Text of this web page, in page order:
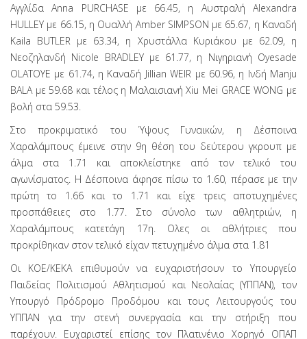
Αγγλίδα Anna PURCHASE με 66.45, η Αυστραλή Alexandra
HULLEY με 66.15, η Ουαλλή Amber SIMPSON με 65.67, η Καναδή
Κaila BUTLER με 63.34, η Χρυστάλλα Κυριάκου με 62.09, η
Νεοζηλανδή Nicole BRADLEY με 61.77, η Νιγηριανή Oyesade
OLATOYE με 61.74, η Καναδή Jillian WEIR με 60.96, η Ινδή Manju
BALA με 59.68 και τέλος η Μαλαισιανή Xiu Mei GRACE WONG με
βολή στα 59.53.
Στο προκριματικό του Ύψους Γυναικών, η Δέσποινα
Χαραλάμπους έμεινε στην 9η θέση του δεύτερου γκρουπ με
άλμα στα 1.71 και αποκλείστηκε από τον τελικό του
αγωνίσματος. Η Δέσποινα άφησε πίσω το 1.60, πέρασε με την
πρώτη το 1.66 και το 1.71 και είχε τρεις αποτυχημένες
προσπάθειες στο 1.77. Στο σύνολο των αθλητριών, η
Χαραλάμπους κατετάγη 17η. Ολες οι αθλήτριες που
προκρίθηκαν στον τελικό είχαν πετυχημένο άλμα στα 1.81
Οι ΚΟΕ/ΚΕΚΑ επιθυμούν να ευχαριστήσουν το Υπουργείο
Παιδείας Πολιτισμού Αθλητισμού και Νεολαίας (ΥΠΠΑΝ), τον
Υπουργό Πρόδρομο Προδόμου και τους Λειτουργούς του
ΥΠΠΑΝ για την στενή συνεργασία και την στήριξη που
παρέχουν. Ευχαριστεί επίσης τον Πλατινένιο Χορηγό ΟΠΑΠ